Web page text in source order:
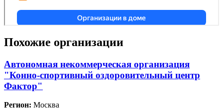
Похожие организации
Автономная некоммерческая организация
"Конно-спортивный оздоровительный центр
Фактор"
Регион: Москва